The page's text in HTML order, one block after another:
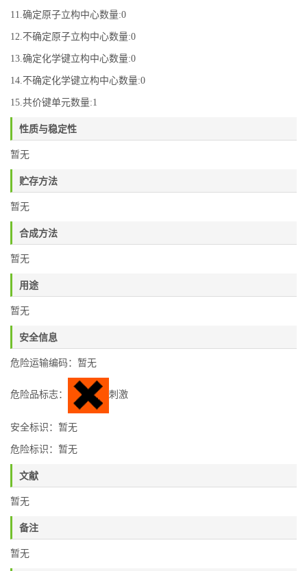
11.确定原子立构中心数量:0
12.不确定原子立构中心数量:0
13.确定化学键立构中心数量:0
14.不确定化学键立构中心数量:0
15.共价键单元数量:1
性质与稳定性
暂无
贮存方法
暂无
合成方法
暂无
用途
暂无
安全信息
危险运输编码：暂无
危险品标志： 刺激
安全标识：暂无
危险标识：暂无
文献
暂无
备注
暂无